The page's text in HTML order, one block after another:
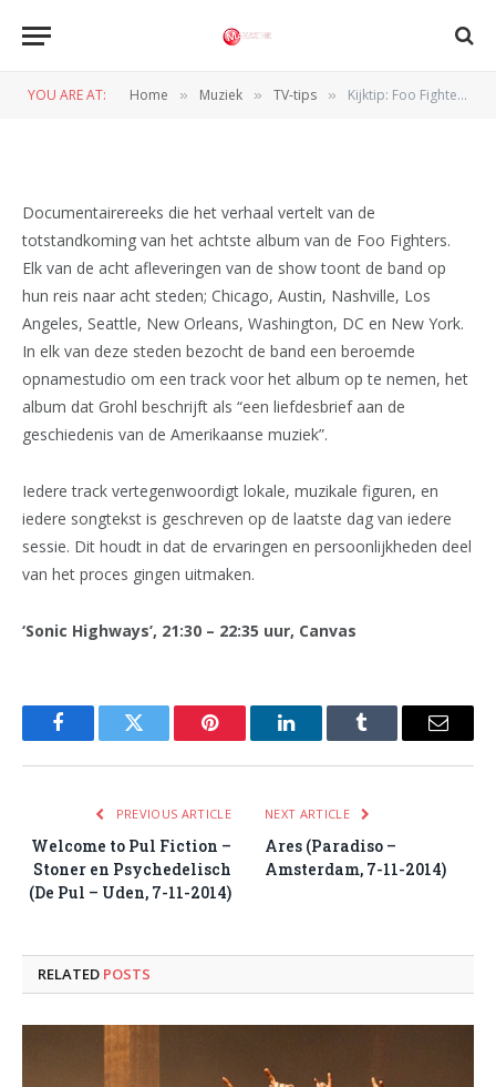
YOU ARE AT: Home » Muziek » TV-tips » Kijktip: Foo Fighters – ‘Sonic Highways’
Kijktip: Foo Fighters – ‘Sonic
Documentairereeks die het verhaal vertelt van de
totstandkoming van het achtste album van de Foo Fighters.
Elk van de acht afleveringen van de show toont de band op
hun reis naar acht steden; Chicago, Austin, Nashville, Los
Angeles, Seattle, New Orleans, Washington, DC en New York.
In elk van deze steden bezocht de band een beroemde
opnamestudio om een track voor het album op te nemen, het
album dat Grohl beschrijft als “een liefdesbrief aan de
geschiedenis van de Amerikaanse muziek”.
Iedere track vertegenwoordigt lokale, muzikale figuren, en
iedere songtekst is geschreven op de laatste dag van iedere
sessie. Dit houdt in dat de ervaringen en persoonlijkheden deel
van het proces gingen uitmaken.
‘Sonic Highways’, 21:30 – 22:35 uur, Canvas
FacebookTwitter Pinterest LinkedInTumblr Email
PREVIOUS ARTICLE
Welcome to Pul Fiction –
Stoner en Psychedelisch
(De Pul – Uden, 7-11-2014)
NEXT ARTICLE
Ares (Paradiso –
Amsterdam, 7-11-2014)
RELATED POSTS